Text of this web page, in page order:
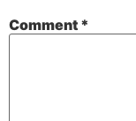
Comment *